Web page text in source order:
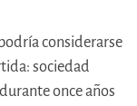
considerarse
sociedad
once años